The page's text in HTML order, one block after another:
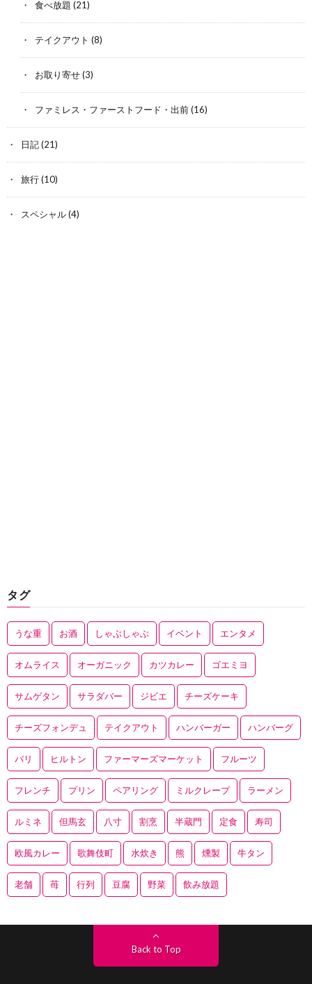
食べ放題 (21)
テイクアウト (8)
お取り寄せ(3)
ファミレス・ファーストフード・出前(16)
日記(21)
旅行(10)
スペシャル(4)
タグ
うな重 お酒 しゃぶしゃぶ イベント エンタメ
オムライス オーガニック カツカレー ゴエミヨ
サムゲタン サラダバー ジビエ チーズケーキ
チーズフォンデュ テイクアウト ハンバーガー ハンバーグ
バリ ヒルトン ファーマーズマーケット フルーツ
フレンチ プリン ペアリング ミルクレープ ラーメン
ルミネ 但馬玄 八寸 割烹 半蔵門 定食 寿司
欧風カレー 歌舞伎町 水炊き 熊 燻製 牛タン
老舗 苺 行列 豆腐 野菜 飲み放題
Back to Top